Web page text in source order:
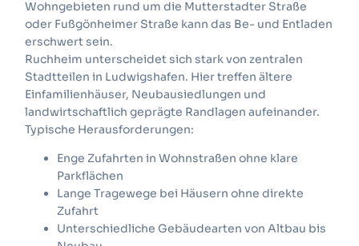
Wohngebieten rund um die Mutterstadter Straße
oder Fußgönheimer Straße kann das Be- und Entladen
erschwert sein.
Ruchheim unterscheidet sich stark von zentralen
Stadtteilen in Ludwigshafen. Hier treffen ältere
Einfamilienhäuser, Neubausiedlungen und
landwirtschaftlich geprägte Randlagen aufeinander.
Typische Herausforderungen:
Enge Zufahrten in Wohnstraßen ohne klare
Parkflächen
Lange Tragewege bei Häusern ohne direkte
Zufahrt
Unterschiedliche Gebäudearten von Altbau bis